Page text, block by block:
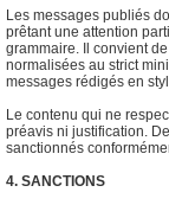
Les messages publiés
prêtant une attention
grammaire. Il convient
normalisées au strict
messages rédigés en
Le contenu qui ne
préavis ni justification.
sanctionnés
4. SANCTIONS